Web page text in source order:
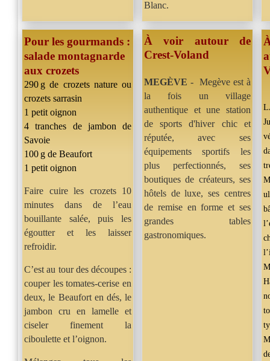
Blanc.
Pour les gourmands :
salade montagnarde
aux crozets
290 g de crozets nature ou
crozets sarrasin
1 petit oignon
4 tranches de jambon de
Savoie
100 g de Beaufort
1 petit oignon
Faire cuire les crozets 10
minutes dans de l’eau
bouillante salée, puis les
égoutter et les laisser
refroidir.
C’est au tour des découpes :
couper les tomates-cerise en
deux, le Beaufort en dés, le
jambon cru en lamelle et
ciseler finement la
ciboulette et l’oignon.
À voir autour de
Crest-Voland
MEGÈVE - Megève est à
la fois un village
authentique et une station
de sports d'hiver chic et
réputée, avec ses
équipements sportifs les
plus perfectionnés, ses
boutiques de créateurs, ses
hôtels de luxe, ses centres
de remise en forme et ses
grandes tables
gastronomiques.